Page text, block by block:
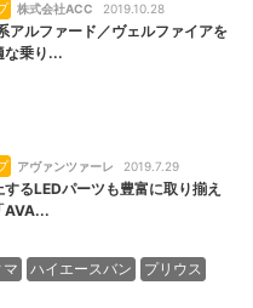
株式会社ACC 2019.10.28
アルファード／ヴェルファイアを
な乗り...
アヴァンツァーレ 2019.7.29
るLEDパーツも豊富に取り揃え
AVA...
マ ハイエースバン
プリウス